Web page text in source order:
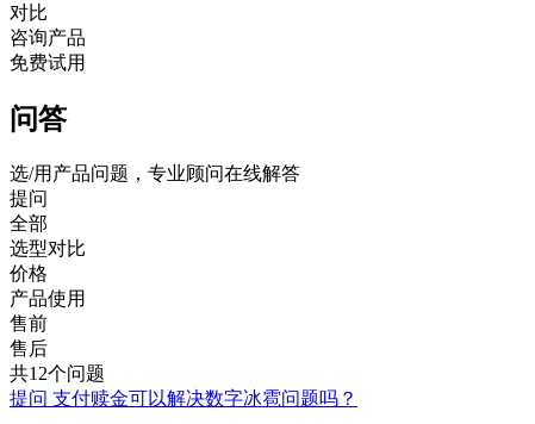
对比
咨询产品
免费试用
问答
选/用产品问题，专业顾问在线解答
提问
全部
选型对比
价格
产品使用
售前
售后
共12个问题
提问 支付赎金可以解决数字冰雹问题吗？